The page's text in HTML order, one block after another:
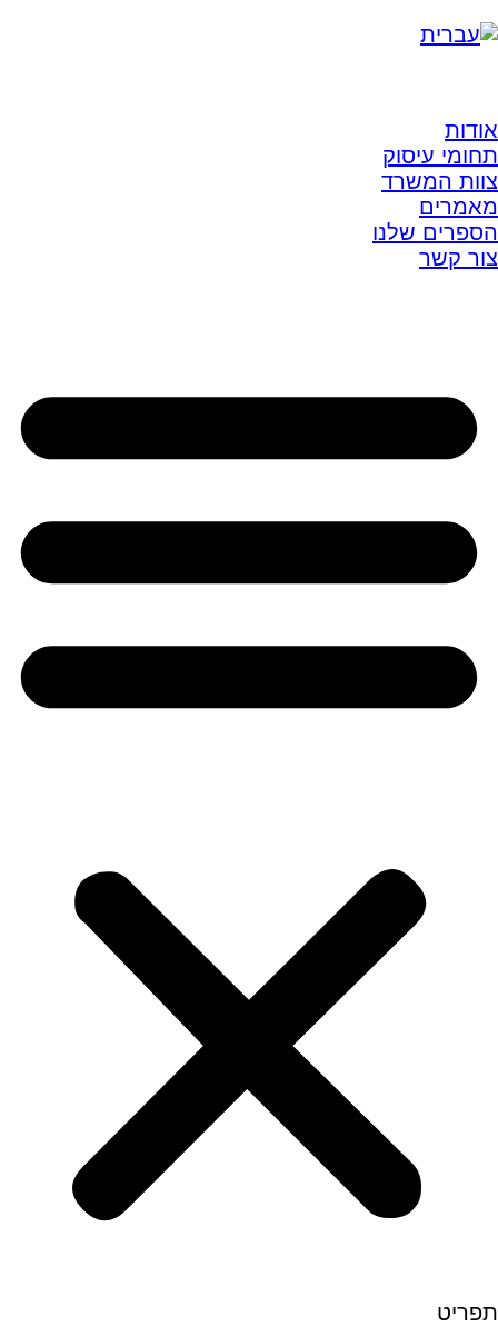
אודות
תחומי עיסוק
צוות המשרד
מאמרים
הספרים שלנו
צור קשר
תפריט